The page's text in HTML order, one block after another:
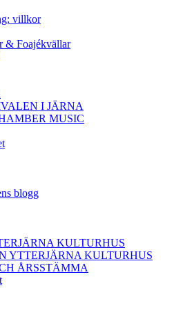
villkor
& Foajékvällar
I JÄRNA
MUSIC
blogg
KULTURHUS
YTTERJÄRNA KULTURHUS
ÅRSSTÄMMA